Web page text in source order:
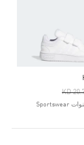
Price Reduced
KD
To